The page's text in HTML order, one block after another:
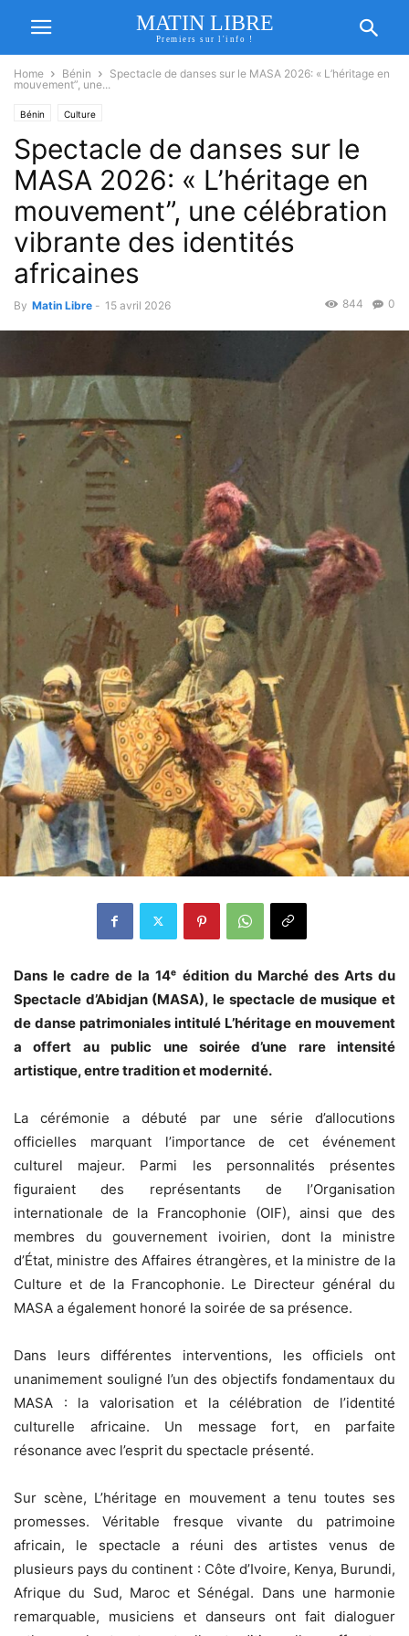
MATIN LIBRE
Premiers sur l'info !
Home Bénin
Spectacle de danses sur le MASA 2026: « L’héritage en
mouvement”, une...
Bénin Culture
Spectacle de danses sur le
MASA 2026: « L’héritage en
mouvement”, une célébration
vibrante des identités
africaines
By Matin Libre - 15 avril 2026 0
844
Dans le cadre de la 14ᵉ édition du Marché des Arts du
Spectacle d’Abidjan (MASA), le spectacle de musique et
de danse patrimoniales intitulé L’héritage en mouvement
a offert au public une soirée d’une rare intensité
artistique, entre tradition et modernité.
La cérémonie a débuté par une série d’allocutions
officielles marquant l’importance de cet événement
culturel majeur. Parmi les personnalités présentes
figuraient des représentants de l’Organisation
internationale de la Francophonie (OIF), ainsi que des
membres du gouvernement ivoirien, dont la ministre
d’État, ministre des Affaires étrangères, et la ministre de la
Culture et de la Francophonie. Le Directeur général du
MASA a également honoré la soirée de sa présence.
Dans leurs différentes interventions, les officiels ont
unanimement souligné l’un des objectifs fondamentaux du
MASA : la valorisation et la célébration de l’identité
culturelle africaine. Un message fort, en parfaite
résonance avec l’esprit du spectacle présenté.
Sur scène, L’héritage en mouvement a tenu toutes ses
promesses. Véritable fresque vivante du patrimoine
africain, le spectacle a réuni des artistes venus de
plusieurs pays du continent : Côte d’Ivoire, Kenya, Burundi,
Afrique du Sud, Maroc et Sénégal. Dans une harmonie
remarquable, musiciens et danseurs ont fait dialoguer